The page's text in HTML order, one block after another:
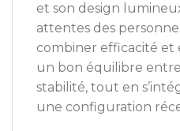
et son design
attentes des
combiner efficacité
un bon équilibre
stabilité, tout en
une configuration